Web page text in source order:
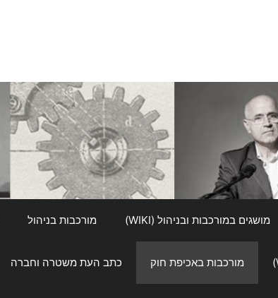
מושגים במורכבות ובניהול (WIKI) מורכבות בניהול
מורכבות באכיפת חוק כתב העת משטרה וחברה